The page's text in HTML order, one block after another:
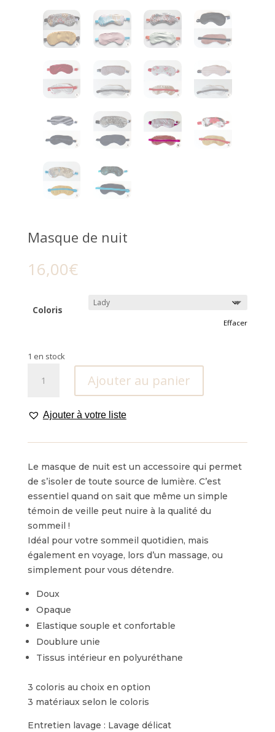
Masque de nuit
16,00€
Coloris
Effacer
1 en stock
de
Ajouter au panier
Ajouter à votre liste
Le masque de nuit est un accessoire qui permet
de s’isoler de toute source de lumière. C’est
essentiel quand on sait que même un simple
témoin de veille peut nuire à la qualité du
sommeil !
Idéal pour votre sommeil quotidien, mais
également en voyage, lors d’un massage, ou
simplement pour vous détendre.
Doux
Opaque
Elastique souple et confortable
Doublure unie
Tissus intérieur en polyuréthane
3 coloris au choix en option
3 matériaux selon le coloris
Entretien lavage : Lavage délicat